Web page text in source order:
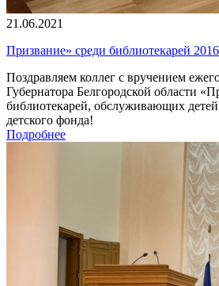
21.06.2021
Призвание» среди библиотекарей 2016
Поздравляем коллег с вручением
Губернатора Белгородской области
библиотекарей, обслуживающих
детского фонда!
Подробнее